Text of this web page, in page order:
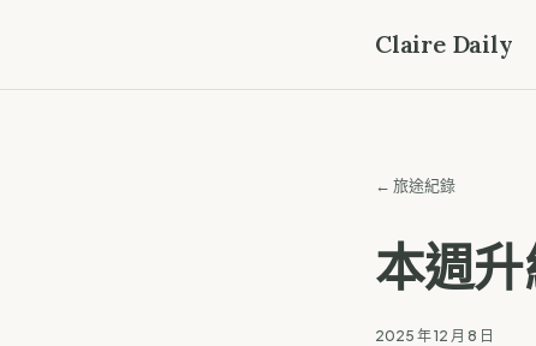
Claire Daily
← 旅途紀錄
本週
2025 年 12 月 8 日